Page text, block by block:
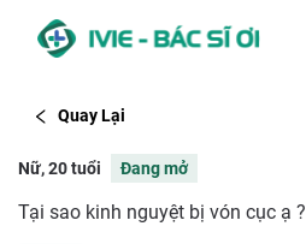
Quay Lại
Nữ, 20 tuổi Đang mở
Tại sao kinh nguyệt bị vón cục ạ ?